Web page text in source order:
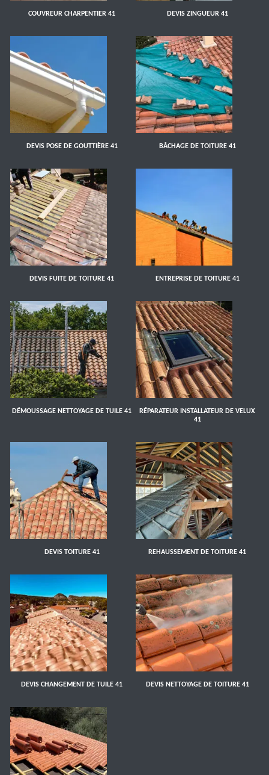
COUVREUR CHARPENTIER 41 DEVIS ZINGUEUR 41
DEVIS POSE DE GOUTTIÈRE 41 BÂCHAGE DE TOITURE 41
DEVIS FUITE DE TOITURE 41 ENTREPRISE DE TOITURE 41
DÉMOUSSAGE NETTOYAGE DE TUILE 41
RÉPARATEUR INSTALLATEUR DE VELUX
41
DEVIS TOITURE 41 REHAUSSEMENT DE TOITURE 41
DEVIS CHANGEMENT DE TUILE 41 DEVIS NETTOYAGE DE TOITURE 41